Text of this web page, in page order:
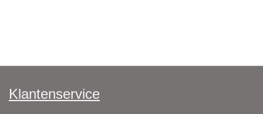
Klantenservice